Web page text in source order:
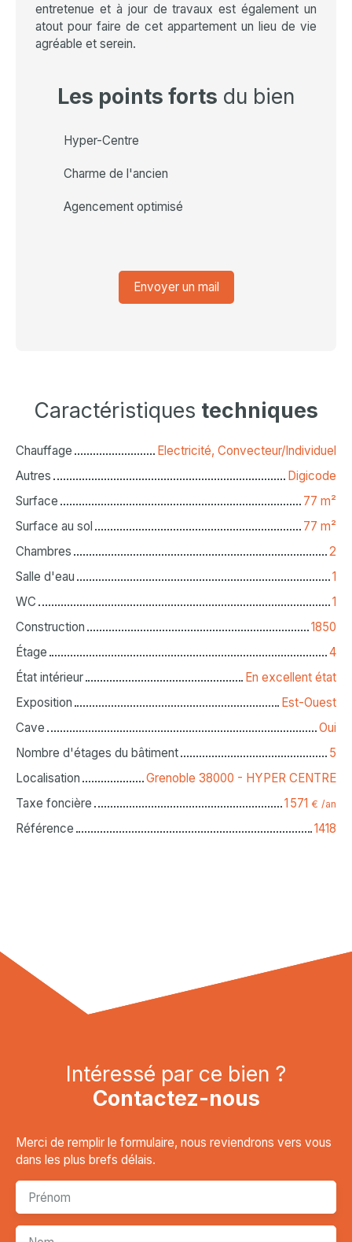
entretenue et à jour de travaux est également un
atout pour faire de cet appartement un lieu de vie
agréable et serein.
Les points forts du bien
Hyper-Centre
Charme de l'ancien
Agencement optimisé
Envoyer un mail
Caractéristiques techniques
Chauffage
Electricité, Convecteur/Individuel
Autres
Digicode
Surface
77 m²
Surface au sol
77 m²
Chambres
2
Salle d'eau
1
WC
1
Construction
1850
Étage
4
État intérieur
En excellent état
Exposition
Est-Ouest
Cave
Oui
Nombre d'étages du bâtiment
5
Localisation
Grenoble 38000 - HYPER CENTRE
Taxe foncière
1 571 € /an
Référence 1418
Intéressé par ce bien ?
Contactez-nous
Merci de remplir le formulaire, nous reviendrons vers vous
dans les plus brefs délais.
Prénom